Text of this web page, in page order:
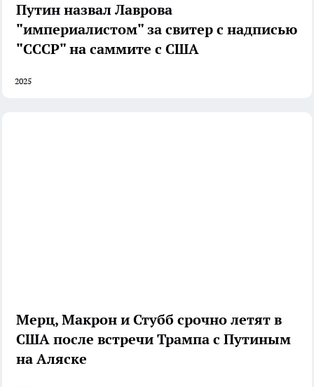
Путин назвал Лаврова
"империалистом" за свитер с надписью
"СССР" на саммите с США
2025
Мерц, Макрон и Стубб срочно летят в
США после встречи Трампа с Путиным
на Аляске